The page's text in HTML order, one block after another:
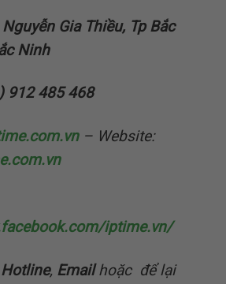
Nguyễn Gia Thiều, Tp Bắc
Ninh
912 485 468
– Website:
iptime.vn/
Hotline, Emailhoặc để lại